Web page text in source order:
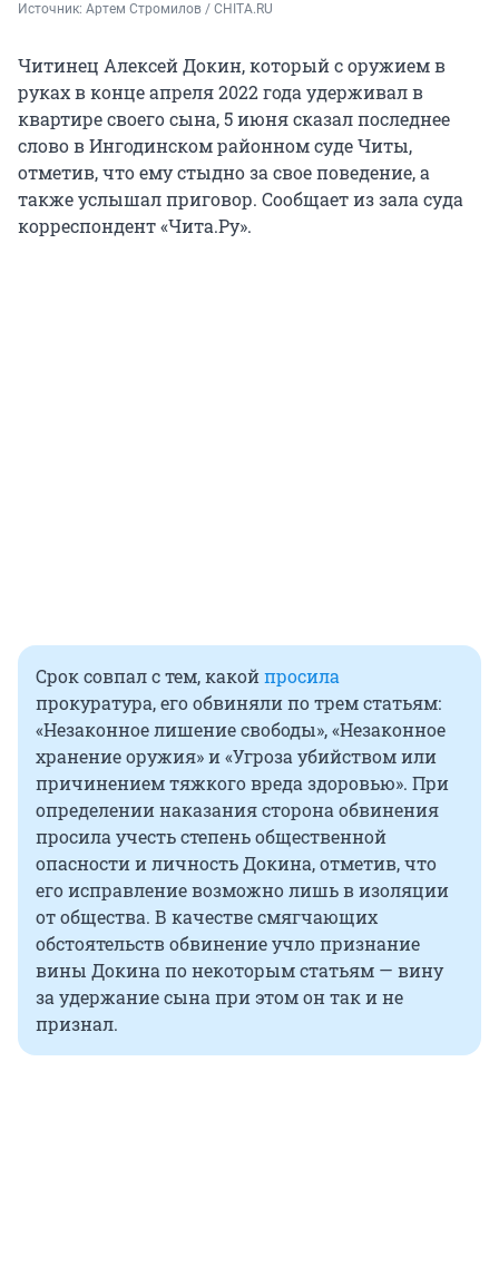
Источник: Артем Стромилов / CHITA.RU
Читинец Алексей Докин, который с оружием в
руках в конце апреля 2022 года удерживал в
квартире своего сына, 5 июня сказал последнее
слово в Ингодинском районном суде Читы,
отметив, что ему стыдно за свое поведение, а
также услышал приговор. Сообщает из зала суда
корреспондент «Чита.Ру».
Срок совпал с тем, какойпросила
прокуратура, его обвиняли по трем статьям:
«Незаконное лишение свободы», «Незаконное
хранение оружия» и «Угроза убийством или
причинением тяжкого вреда здоровью». При
определении наказания сторона обвинения
просила учесть степень общественной
опасности и личность Докина, отметив, что
его исправление возможно лишь в изоляции
от общества. В качестве смягчающих
обстоятельств обвинение учло признание
вины Докина по некоторым статьям — вину
за удержание сына при этом он так и не
признал.